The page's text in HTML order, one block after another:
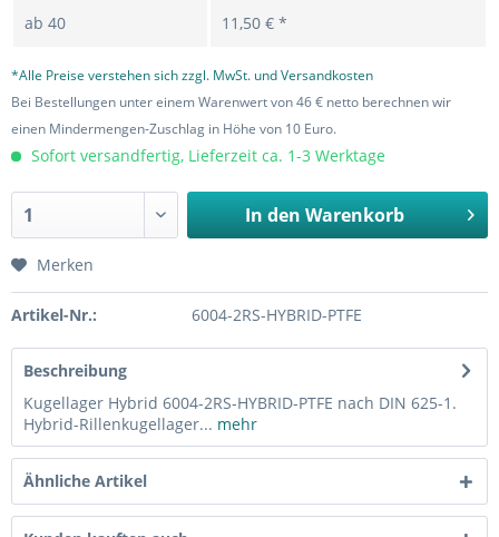
ab 40 11,50 € *
*Alle Preise verstehen sich zzgl. MwSt. und Versandkosten
Bei Bestellungen unter einem Warenwert von 46 € netto berechnen wir
einen Mindermengen-Zuschlag in Höhe von 10 Euro.
Sofort versandfertig, Lieferzeit ca. 1-3 Werktage
In den Warenkorb
Merken
Artikel-Nr.: 6004-2RS-HYBRID-PTFE
Beschreibung
Kugellager Hybrid 6004-2RS-HYBRID-PTFE nach DIN 625-1.
Hybrid-Rillenkugellager... mehr
Ähnliche Artikel